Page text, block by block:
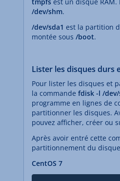
/dev/shm.
/dev/sda1 est la partition
montée sous /boot.
Lister les disques durs
Pour lister les disques et
la commande fdisk -l /dev/
programme en lignes de
partitionner les disques.
pouvez afficher, créer ou
Après avoir entré cette
partitionnement du
CentOS 7